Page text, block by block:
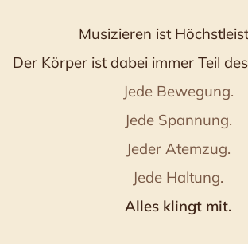
Musizieren ist
Der Körper ist dabei immer Teil
Jede Bewegung.
Jede Spannung.
Jeder Atemzug.
Jede Haltung.
Alles klingt mit.